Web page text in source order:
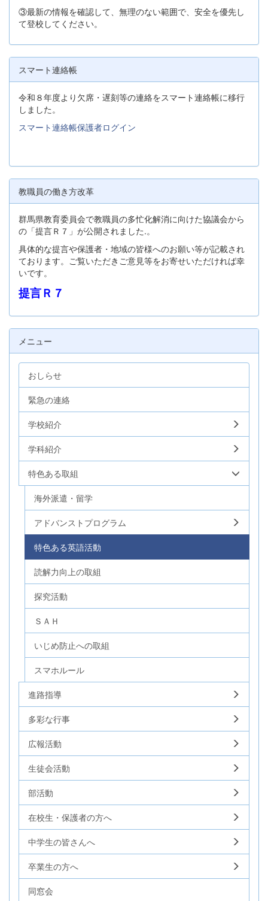
③最新の情報を確認して、無理のない範囲で、安全を優先し
て登校してください。
スマート連絡帳
令和８年度より欠席・遅刻等の連絡をスマート連絡帳に移行
しました。
スマート連絡帳保護者ログイン
教職員の働き方改革
群馬県教育委員会で教職員の多忙化解消に向けた協議会から
の「提言Ｒ７」が公開されました.。
具体的な提言や保護者・地域の皆様へのお願い等が記載され
ております。ご覧いただきご意見等をお寄せいただければ幸
いです。
提言Ｒ７
メニュー
おしらせ
緊急の連絡
学校紹介
学科紹介
特色ある取組
海外派遣・留学
アドバンストプログラム
特色ある英語活動
読解力向上の取組
探究活動
ＳＡＨ
いじめ防止への取組
スマホルール
進路指導
多彩な行事
広報活動
生徒会活動
部活動
在校生・保護者の方へ
中学生の皆さんへ
卒業生の方へ
同窓会